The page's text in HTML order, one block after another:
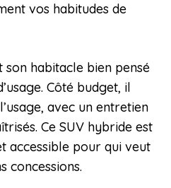
vos habitudes de
son habitacle bien pensé
Côté budget, il
avec un entretien
Ce SUV hybride est
accessible pour qui veut
concessions.